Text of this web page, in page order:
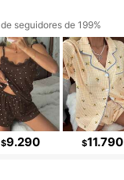
seguidores de 199%
$9.290 $11.790